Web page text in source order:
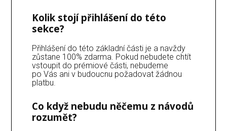
Kolik stojí přihlášení do této
sekce?
Přihlášení do této základní části je a navždy
zůstane 100% zdarma. Pokud nebudete chtít
vstoupit do prémiové části, nebudeme
po Vás ani v budoucnu požadovat žádnou
platbu.
Co když nebudu něčemu z návodů
rozumět?